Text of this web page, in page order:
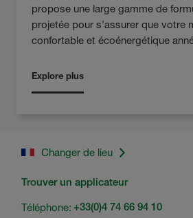
propose une large gamme de
projetée pour s'assurer que votre
confortable et écoénergétique
Explore plus
Changer de lieu
Trouver un applicateur
Téléphone: +33(0)4 74 66 94 10